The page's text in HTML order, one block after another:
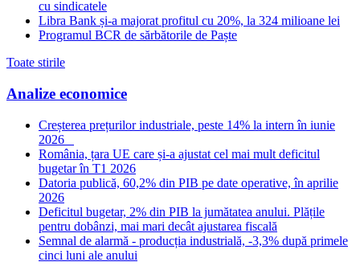
cu sindicatele
Libra Bank și-a majorat profitul cu 20%, la 324 milioane lei
Programul BCR de sărbătorile de Paște
Toate stirile
Analize economice
Creșterea prețurilor industriale, peste 14% la intern în iunie
2026
România, țara UE care și-a ajustat cel mai mult deficitul
bugetar în T1 2026
Datoria publică, 60,2% din PIB pe date operative, în aprilie
2026
Deficitul bugetar, 2% din PIB la jumătatea anului. Plățile
pentru dobânzi, mai mari decât ajustarea fiscală
Semnal de alarmă - producția industrială, -3,3% după primele
cinci luni ale anului